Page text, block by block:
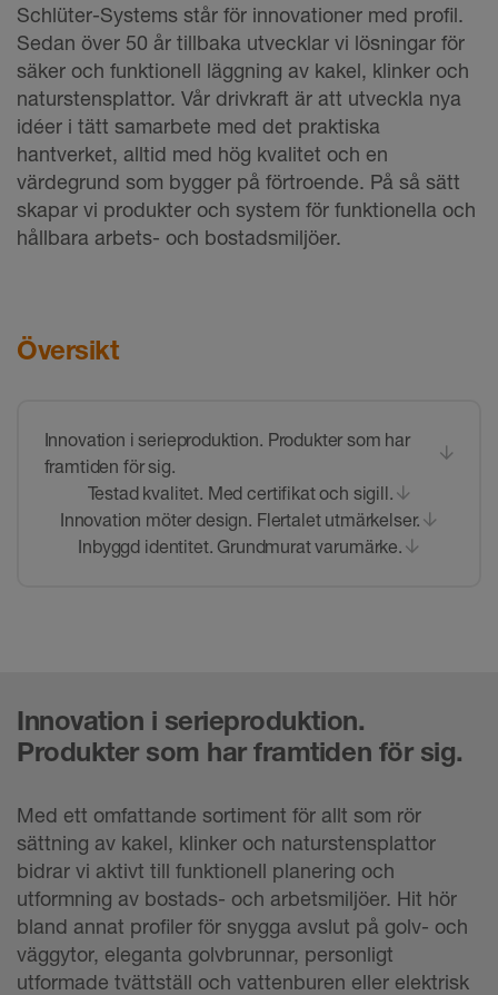
Schlüter-Systems står för innovationer med profil.
Sedan över 50 år tillbaka utvecklar vi lösningar för
säker och funktionell läggning av kakel, klinker och
naturstensplattor. Vår drivkraft är att utveckla nya
idéer i tätt samarbete med det praktiska
hantverket, alltid med hög kvalitet och en
värdegrund som bygger på förtroende. På så sätt
skapar vi produkter och system för funktionella och
hållbara arbets- och bostadsmiljöer.
Översikt
Innovation i serieproduktion. Produkter som har
framtiden för sig.
Testad kvalitet. Med certifikat och sigill.
Innovation möter design. Flertalet utmärkelser.
Inbyggd identitet. Grundmurat varumärke.
Innovation i serieproduktion.
Produkter som har framtiden för sig.
Med ett omfattande sortiment för allt som rör
sättning av kakel, klinker och naturstensplattor
bidrar vi aktivt till funktionell planering och
utformning av bostads- och arbetsmiljöer. Hit hör
bland annat profiler för snygga avslut på golv- och
väggytor, eleganta golvbrunnar, personligt
utformade tvättställ och vattenburen eller elektrisk